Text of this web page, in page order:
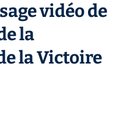
vidéo de
la
la Victoire